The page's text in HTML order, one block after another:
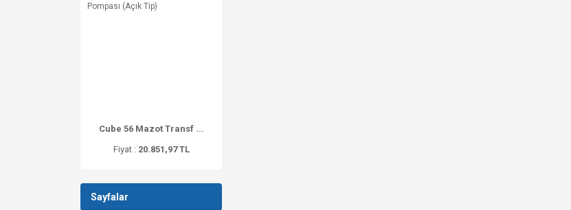
Cube 56 Mazot Transf ...
Fiyat : 20.851,97 TL
Sayfalar